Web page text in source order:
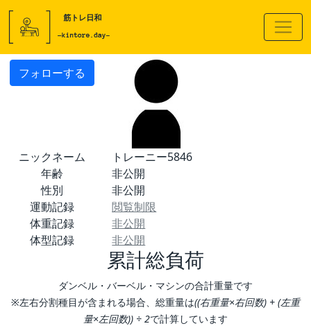
フォローする
ニックネーム
トレーニー5846
年齢
非公開
性別
非公開
運動記録
閲覧制限
体重記録
非公開
体型記録
非公開
累計総負荷
ダンベル・バーベル・マシンの合計重量です
※左右分割種目が含まれる場合、総重量は((右重量×右回数) + (左重
量×左回数)) ÷ 2で計算しています